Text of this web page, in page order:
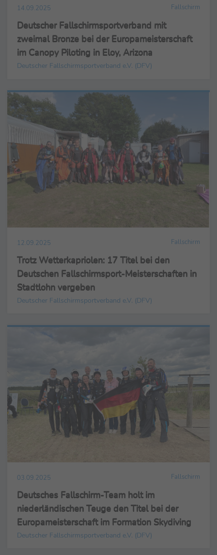
14.09.2025 Fallschirm
Deutscher Fallschirmsportverband mit
zweimal Bronze bei der Europameisterschaft
im Canopy Piloting in Eloy, Arizona
Deutscher Fallschirmsportverband e.V. (DFV)
12.09.2025 Fallschirm
Trotz Wetterkapriolen: 17 Titel bei den
Deutschen Fallschirmsport-Meisterschaften in
Stadtlohn vergeben
Deutscher Fallschirmsportverband e.V. (DFV)
03.09.2025 Fallschirm
Deutsches Fallschirm-Team holt im
niederländischen Teuge den Titel bei der
Europameisterschaft im Formation Skydiving
Deutscher Fallschirmsportverband e.V. (DFV)